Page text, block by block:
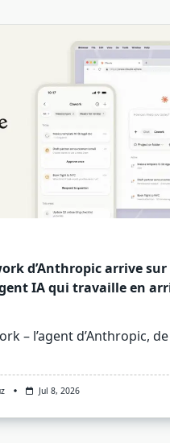
d’Anthropic arrive sur
IA qui travaille en
– l’agent d’Anthropic, de
Jul 8, 2026